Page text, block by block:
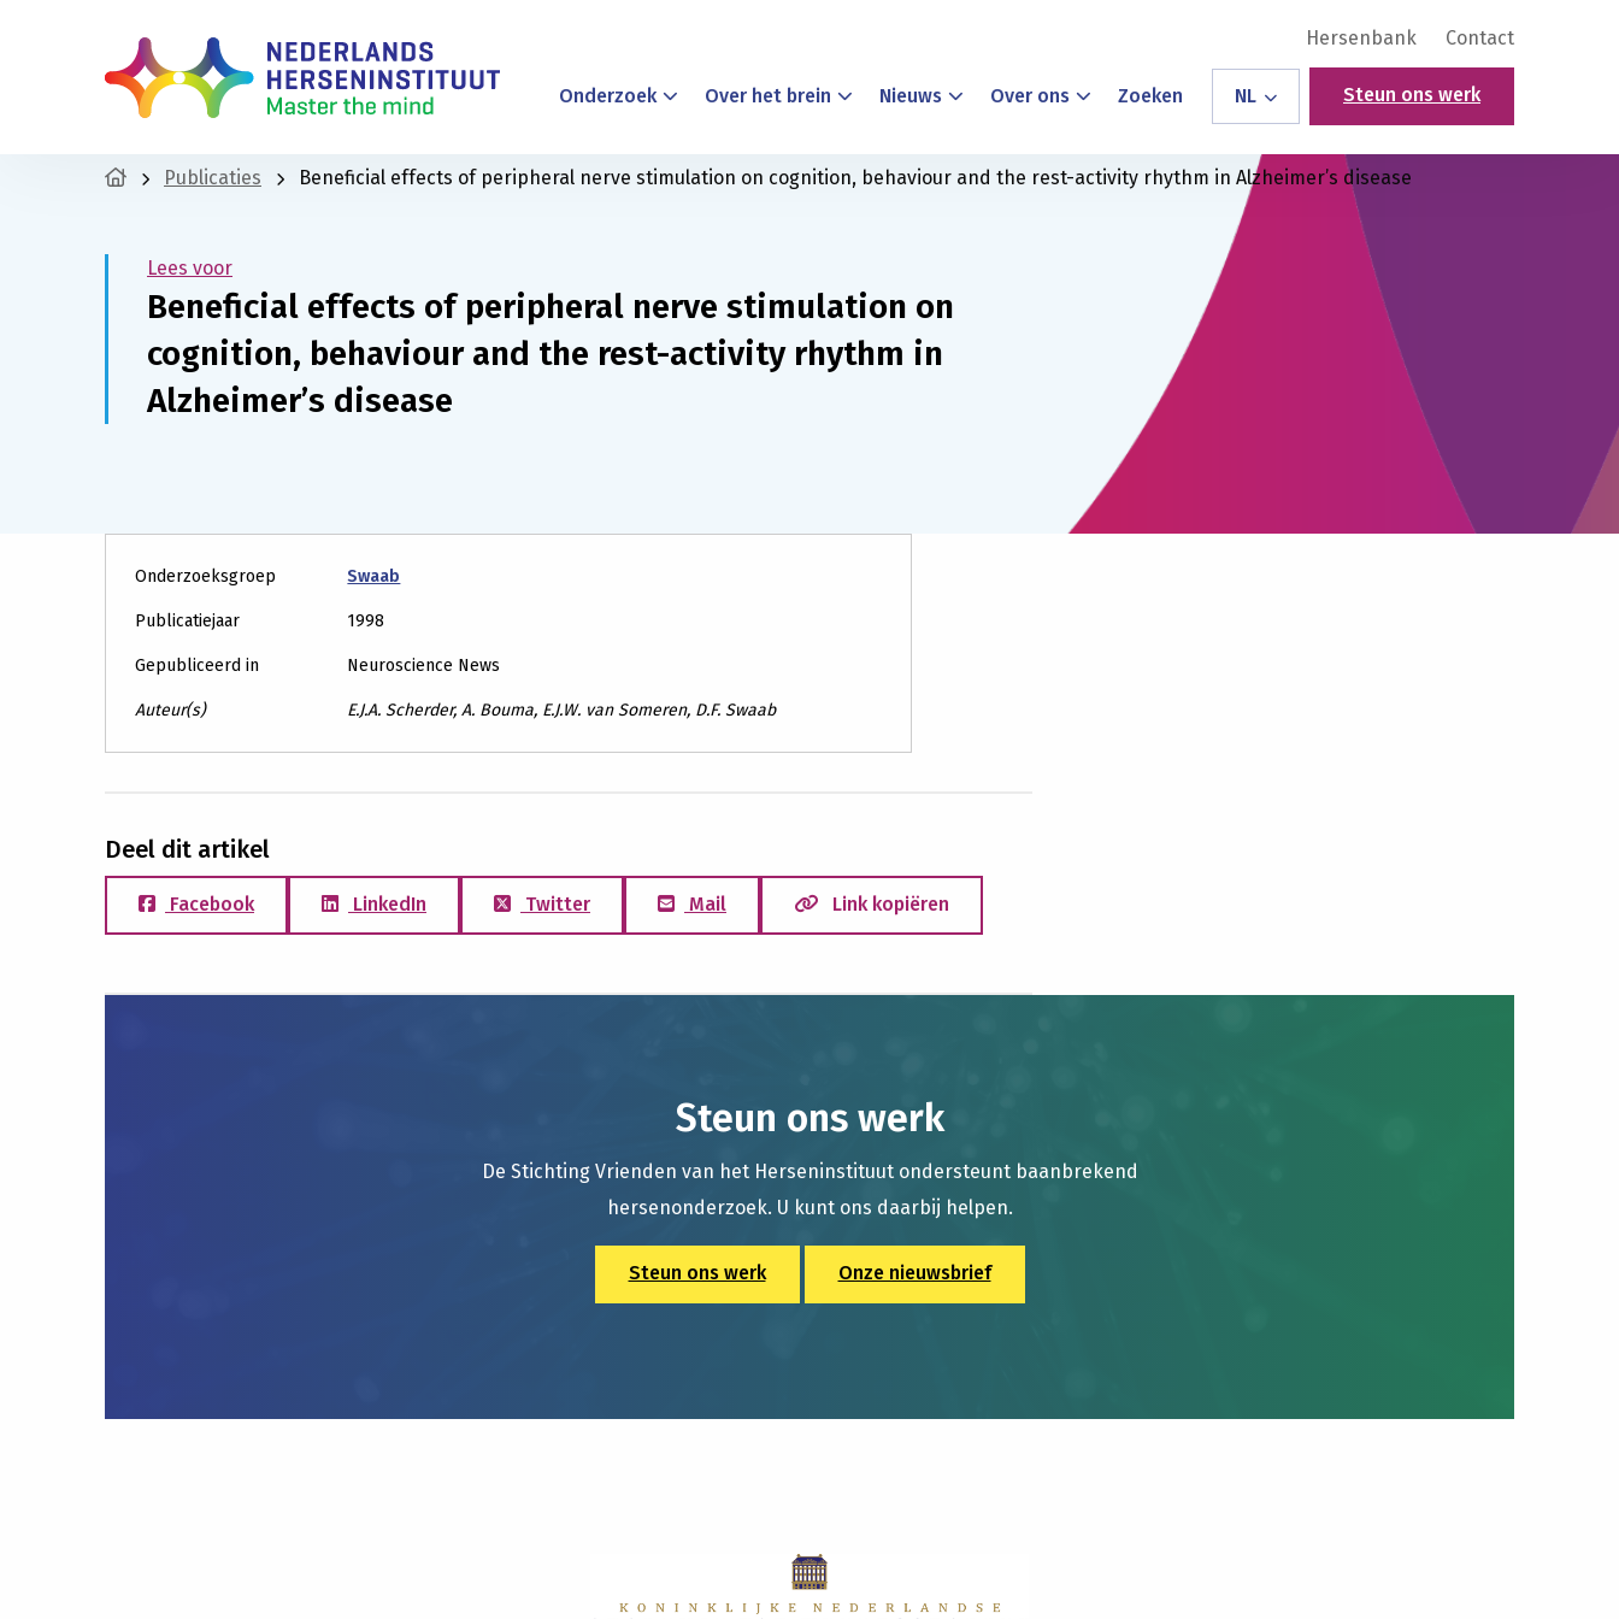
Hersenbank Contact
Onderzoek Over het brein Nieuws Over ons Zoeken NL Steun ons werk
Publicaties Beneficial effects of peripheral nerve stimulation on cognition, behaviour and the rest-activity rhythm in Alzheimer’s disease
Lees voor
Beneficial effects of peripheral nerve stimulation on
cognition, behaviour and the rest-activity rhythm in
Alzheimer’s disease
Onderzoeksgroep Swaab
Publicatiejaar 1998
Gepubliceerd in Neuroscience News
Auteur(s) E.J.A. Scherder, A. Bouma, E.J.W. van Someren, D.F. Swaab
Deel dit artikel
Facebook LinkedIn Twitter Mail Link kopiëren
Steun ons werk
De Stichting Vrienden van het Herseninstituut ondersteunt baanbrekend
hersenonderzoek. U kunt ons daarbij helpen.
Steun ons werk Onze nieuwsbrief